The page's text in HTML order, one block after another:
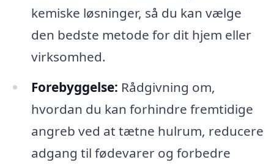
kemiske løsninger, så du kan vælge
den bedste metode for dit hjem eller
virksomhed.
Forebyggelse: Rådgivning om,
hvordan du kan forhindre fremtidige
angreb ved at tætne hulrum, reducere
adgang til fødevarer og forbedre